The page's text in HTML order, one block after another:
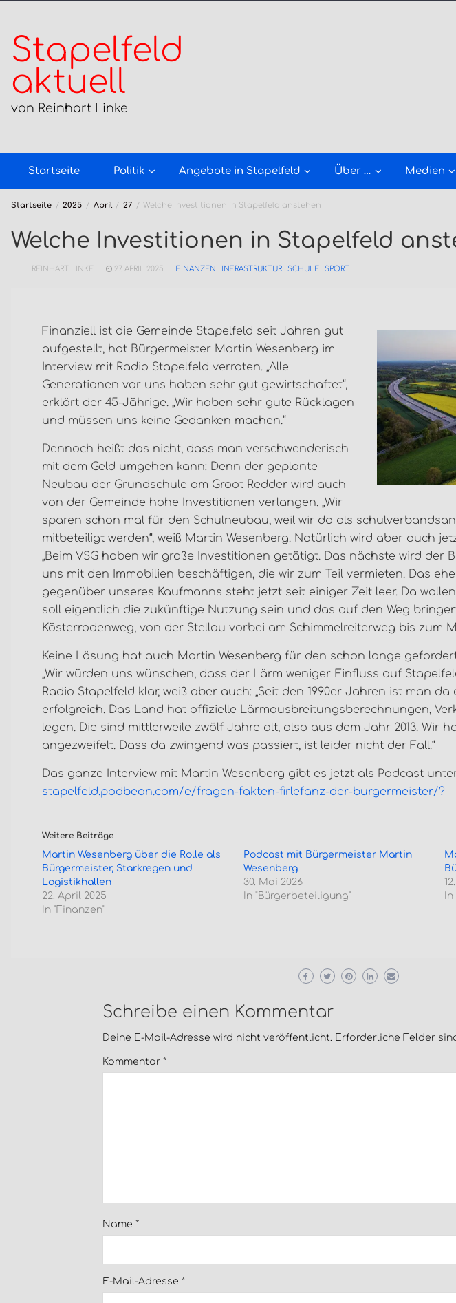
springen
Stapelfeld
aktuell
von Reinhart Linke
Startseite Politik Angebote in Stapelfeld Über … Medien
Startseite 2025 April 27 Welche Investitionen in Stapelfeld anstehen
Welche Investitionen in Stapelfeld
REINHART LINKE 27. APRIL 2025 FINANZEN INFRASTRUKTUR SCHULE SPORT
Finanziell ist die Gemeinde Stapelfeld seit Jahren gut
aufgestellt, hat Bürgermeister Martin Wesenberg im
Interview mit Radio Stapelfeld verraten. „Alle
Generationen vor uns haben sehr gut gewirtschaftet“,
erklärt der 45-Jährige. „Wir haben sehr gute Rücklagen
und müssen uns keine Gedanken machen.“
Dennoch heißt das nicht, dass man verschwenderisch
mit dem Geld umgehen kann: Denn der geplante
Neubau der Grundschule am Groot Redder wird auch
von der Gemeinde hohe Investitionen verlangen. „Wir
sparen schon mal für den Schulneubau, weil wir da als
mitbeteiligt werden“, weiß Martin Wesenberg. Natürlich wird aber auch
„Beim VSG haben wir große Investitionen getätigt. Das nächste wird der
uns mit den Immobilien beschäftigen, die wir zum Teil vermieten. Das
gegenüber unseres Kaufmanns steht jetzt seit einiger Zeit leer. Da
soll eigentlich die zukünftige Nutzung sein und das auf den Weg
Kösterrodenweg, von der Stellau vorbei am Schimmelreiterweg bis zum
Keine Lösung hat auch Martin Wesenberg für den schon lange
„Wir würden uns wünschen, dass der Lärm weniger Einfluss auf
Radio Stapelfeld klar, weiß aber auch: „Seit den 1990er Jahren ist man
erfolgreich. Das Land hat offizielle Lärmausbreitungsberechnungen,
legen. Die sind mittlerweile zwölf Jahre alt, also aus dem Jahr 2013. Wir
angezweifelt. Dass da zwingend was passiert, ist leider nicht der Fall.“
Das ganze Interview mit Martin Wesenberg gibt es jetzt als Podcast
stapelfeld.podbean.com/e/fragen-fakten-firlefanz-der-burgermeister/?
Weitere Beiträge
Martin Wesenberg über die Rolle als
Bürgermeister, Starkregen und
Logistikhallen
22. April 2025
In "Finanzen"
Podcast mit Bürgermeister Martin
Wesenberg
30. Mai 2026
In "Bürgerbeteiligung"
Schreibe einen Kommentar
Deine E-Mail-Adresse wird nicht veröffentlicht. Erforderliche Felder
Kommentar*
Name*
E-Mail-Adresse*